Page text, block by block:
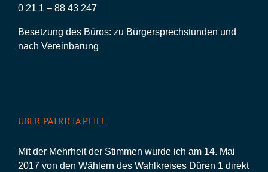
0 21 1 – 88 43 247
Besetzung des Büros: zu Bürgersprechstunden und
nach Vereinbarung
ÜBER PATRICIA PEILL
Mit der Mehrheit der Stimmen wurde ich am 14. Mai
2017 von den Wählern des Wahlkreises Düren 1 direkt